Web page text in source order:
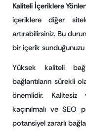
Kaliteli İçeriklere
içeriklere diğer
artırabilirsiniz. Bu
bir içerik
Yüksek kaliteli
bağlantıların sürekli
önemlidir. Kalitesiz
kaçınılmalı ve SEO
potansiyel zararlı